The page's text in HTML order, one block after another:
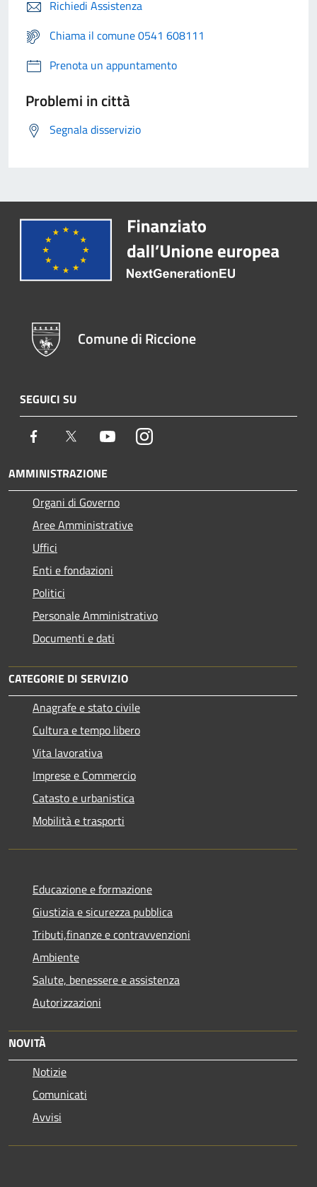
Richiedi Assistenza
Chiama il comune 0541 608111
Prenota un appuntamento
Problemi in città
Segnala disservizio
Comune di Riccione
SEGUICI SU
Facebook Twitter YoutubeInstagram
AMMINISTRAZIONE
Organi di Governo
Aree Amministrative
Uffici
Enti e fondazioni
Politici
Personale Amministrativo
Documenti e dati
CATEGORIE DI SERVIZIO
Anagrafe e stato civile
Cultura e tempo libero
Vita lavorativa
Imprese e Commercio
Catasto e urbanistica
Mobilità e trasporti
Educazione e formazione
Giustizia e sicurezza pubblica
Tributi,finanze e contravvenzioni
Ambiente
Salute, benessere e assistenza
Autorizzazioni
NOVITÀ
Notizie
Comunicati
Avvisi